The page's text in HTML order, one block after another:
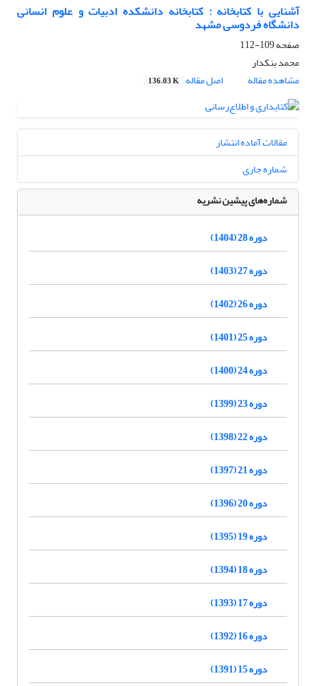
آشنایی با کتابخانه : کتابخانه دانشکده ادبیات و علوم انسانی
دانشگاه فردوسی مشهد
صفحه109-112
محمد بنکدار
مشاهده مقاله
اصل مقاله 136.03 K
مقالات آماده انتشار
شماره جاری
شماره‌های پیشین نشریه
دوره 28 (1404)
دوره 27 (1403)
دوره 26 (1402)
دوره 25 (1401)
دوره 24 (1400)
دوره 23 (1399)
دوره 22 (1398)
دوره 21 (1397)
دوره 20 (1396)
دوره 19 (1395)
دوره 18 (1394)
دوره 17 (1393)
دوره 16 (1392)
دوره 15 (1391)